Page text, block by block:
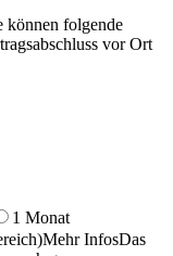
können folgende
vor Ort
1 Monat
Mehr InfosDas